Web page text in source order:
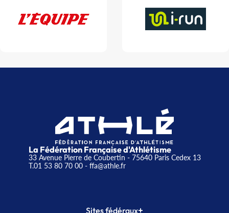
La Fédération Française d'Athlétisme
33 Avenue Pierre de Coubertin - 75640 Paris Cedex 13
T.01 53 80 70 00- ffa@athle.fr
Sites fédéraux+